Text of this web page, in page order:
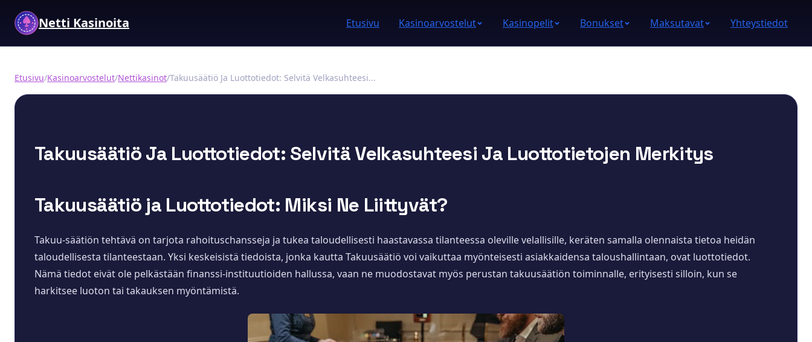
Netti Kasinoita Etusivu Kasinoarvostelut Kasinopelit Bonukset Maksutavat Yhteystiedot
Etusivu/Kasinoarvostelut/Nettikasinot/Takuusäätiö Ja Luottotiedot: Selvitä Velkasuhteesi...
Takuusäätiö Ja Luottotiedot: Selvitä Velkasuhteesi Ja Luottotietojen Merkitys
Takuusäätiö ja Luottotiedot: Miksi Ne Liittyvät?
Takuu-säätiön tehtävä on tarjota rahoituschansseja ja tukea taloudellisesti haastavassa tilanteessa oleville velallisille, keräten samalla olennaista tietoa heidän
taloudellisesta tilanteestaan. Yksi keskeisistä tiedoista, jonka kautta Takuusäätiö voi vaikuttaa myönteisesti asiakkaidensa taloushallintaan, ovat luottotiedot.
Nämä tiedot eivät ole pelkästään finanssi-instituutioiden hallussa, vaan ne muodostavat myös perustan takuusäätiön toiminnalle, erityisesti silloin, kun se
harkitsee luoton tai takauksen myöntämistä.